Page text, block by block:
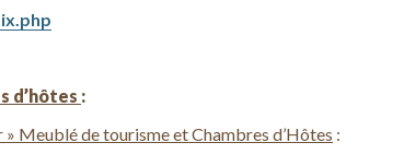
d’hôtes :
Meublé de tourisme et Chambres d’Hôtes :